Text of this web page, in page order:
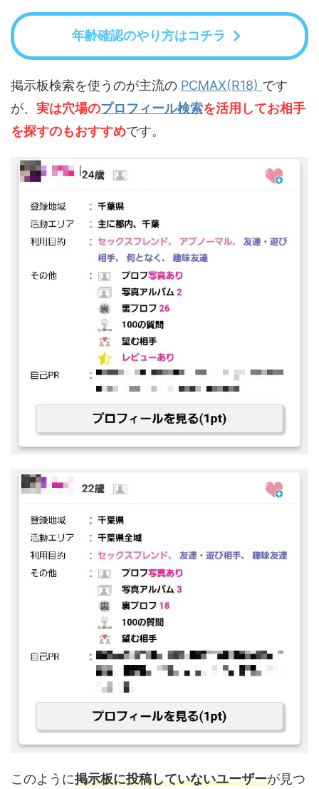
年齢確認のやり方はコチラ
掲示板検索を使うのが主流の PCMAX(R18) です
が、 実は穴場のプロフィール検索を活用してお相手
を探すのもおすすめです。
このように掲示板に投稿していないユーザーが見つ